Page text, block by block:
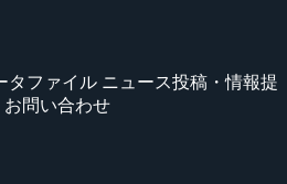
タファイル ニュース投稿・情報提
お問い合わせ